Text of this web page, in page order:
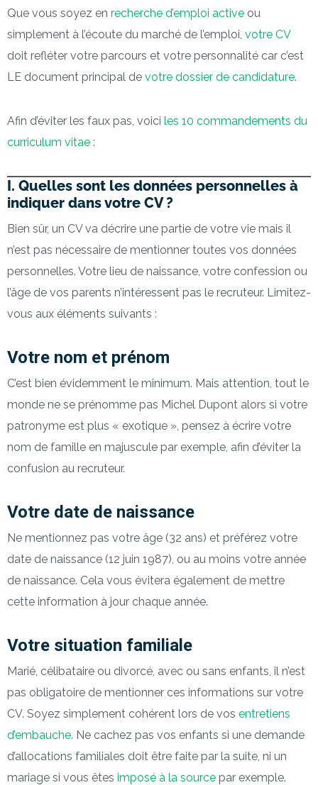
Que vous soyez en recherche d’emploi active ou
simplement à l’écoute du marché de l’emploi, votre CV
doit refléter votre parcours et votre personnalité car c’est
LE document principal de votre dossier de candidature.
Afin d’éviter les faux pas, voici les 10 commandements du
curriculum vitae :
I. Quelles sont les données personnelles à
indiquer dans votre CV ?
Bien sûr, un CV va décrire une partie de votre vie mais il
n’est pas nécessaire de mentionner toutes vos données
personnelles. Votre lieu de naissance, votre confession ou
l’âge de vos parents n’intéressent pas le recruteur. Limitez-
vous aux éléments suivants :
Votre nom et prénom
C’est bien évidemment le minimum. Mais attention, tout le
monde ne se prénomme pas Michel Dupont alors si votre
patronyme est plus « exotique », pensez à écrire votre
nom de famille en majuscule par exemple, afin d’éviter la
confusion au recruteur.
Votre date de naissance
Ne mentionnez pas votre âge (32 ans) et préférez votre
date de naissance (12 juin 1987), ou au moins votre année
de naissance. Cela vous évitera également de mettre
cette information à jour chaque année.
Votre situation familiale
Marié, célibataire ou divorcé, avec ou sans enfants, il n’est
pas obligatoire de mentionner ces informations sur votre
CV. Soyez simplement cohérent lors de vos entretiens
d’embauche. Ne cachez pas vos enfants si une demande
d’allocations familiales doit être faite par la suite, ni un
mariage si vous êtes imposé à la source par exemple.